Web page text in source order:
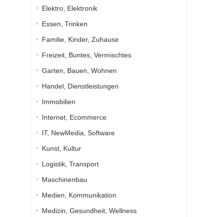
Elektro, Elektronik
Essen, Trinken
Familie, Kinder, Zuhause
Freizeit, Buntes, Vermischtes
Garten, Bauen, Wohnen
Handel, Dienstleistungen
Immobilien
Internet, Ecommerce
IT, NewMedia, Software
Kunst, Kultur
Logistik, Transport
Maschinenbau
Medien, Kommunikation
Medizin, Gesundheit, Wellness